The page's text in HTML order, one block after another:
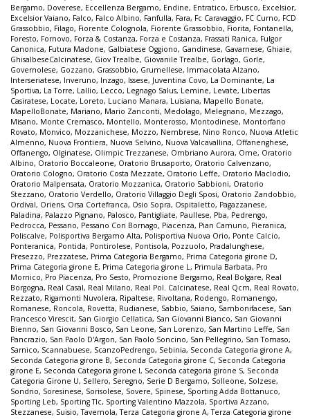
Bergamo, Doverese, Eccellenza Bergamo, Endine, Entratico, Erbusco, Excelsior,
Excelsior Vaiano, Falco, Falco Albino, Fanfulla, Fara, Fc Caravaggio, FC Curno, FCD
Grassobbio, Filago, Fiorente Colognola, Fiorente Grassobbio, Fiorita, Fontanella,
Foresto, Fornovo, Forza & Costanza, Forza e Costanza, Frassati Ranica, Fulgor
Canonica, Futura Madone, Galbiatese Oggiono, Gandinese, Gavarnese, Ghiaie,
GhisalbeseCalcinatese, Giov Trealbe, Giovanile Trealbe, Gorlago, Gorle,
Governolese, Gozzano, Grassobbio, Grumellese, Immacolata Alzano,
Interseriatese, Inveruno, Inzago, Issese, Juventina Covo, La Dominante, La
Sportiva, La Torre, Lallio, Lecco, Legnago Salus, Lemine, Levate, Libertas
Casiratese, Locate, Loreto, Luciano Manara, Luisiana, Mapello Bonate,
MapelloBonate, Mariano, Mario Zanconti, Medolago, Melegnano, Mezzago,
Misano, Monte Cremasco, Montello, Monterosso, Montodinese, Montorfano
Rovato, Monvico, Mozzanichese, Mozzo, Nembrese, Nino Ronco, Nuova Atletic
Almenno, Nuova Frontiera, Nuova Selvino, Nuova Valcavallina, Offanenghese,
Offanengo, Olginatese, Olimpic Trezzanese, Ombriano Aurora, Ome, Oratorio
Albino, Oratorio Boccaleone, Oratorio Brusaporto, Oratorio Calvenzano,
Oratorio Cologno, Oratorio Costa Mezzate, Oratorio Leffe, Oratorio Maclodio,
Oratorio Malpensata, Oratorio Mozzanica, Oratorio Sabbioni, Oratorio
Stezzano, Oratorio Verdello, Oratorio Villaggio Degli Sposi, Oratorio Zandobbio,
Ordival, Oriens, Orsa Cortefranca, Osio Sopra, Ospitaletto, Pagazzanese,
Paladina, Palazzo Pignano, Palosco, Pantigliate, Paullese, Pba, Pedrengo,
Pedrocca, Pessano, Pessano Con Bornago, Piacenza, Pian Camuno, Pieranica,
Poliscalve, Polisportiva Bergamo Alta, Polisportiva Nuova Orio, Ponte Calcio,
Ponteranica, Pontida, Pontirolese, Pontisola, Pozzuolo, Pradalunghese,
Presezzo, Prezzatese, Prima Categoria Bergamo, Prima Categoria girone D,
Prima Categoria girone E, Prima Categoria girone L , Primula Barbata, Pro
Mornico, Pro Piacenza, Pro Sesto, Promozione Bergamo, Real Bolgare, Real
Borgogna, Real Casal, Real Milano, Real Pol. Calcinatese, Real Qcm, Real Rovato,
Rezzato, Rigamonti Nuvolera, Ripaltese, Rivoltana, Rodengo, Romanengo,
Romanese, Roncola, Rovetta, Rudianese, Sabbio, Saiano, Sambonifacese, San
Francesco Virescit, San Giorgio Cellatica, San Giovanni Bianco, San Giovanni
Bienno, San Giovanni Bosco, San Leone, San Lorenzo, San Martino Leffe, San
Pancrazio, San Paolo D'Argon, San Paolo Soncino, San Pellegrino, San Tomaso,
Sarnico, Scannabuese, ScanzoPedrengo, Sebinia, Seconda Categoria girone A,
Seconda Categoria girone B, Seconda Categoria girone C, Seconda Categoria
girone E, Seconda Categoria girone I, Seconda categoria girone S, Seconda
Categoria Girone U, Sellero, Seregno, Serie D Bergamo, Solleone, Solzese,
Sondrio, Soresinese, Sorisolese, Sovere, Spinese, Sporting Adda Bottanuco,
Sporting Leb, Sporting Tlc, Sporting Valentino Mazzola, Sportiva Azzano,
Stezzanese, Suisio,Tavernola,Terza Categoria girone A,Terza Categoria girone